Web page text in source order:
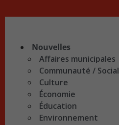
Nouvelles
Affaires municipales
Communauté / Social
Culture
Économie
Éducation
Environnement